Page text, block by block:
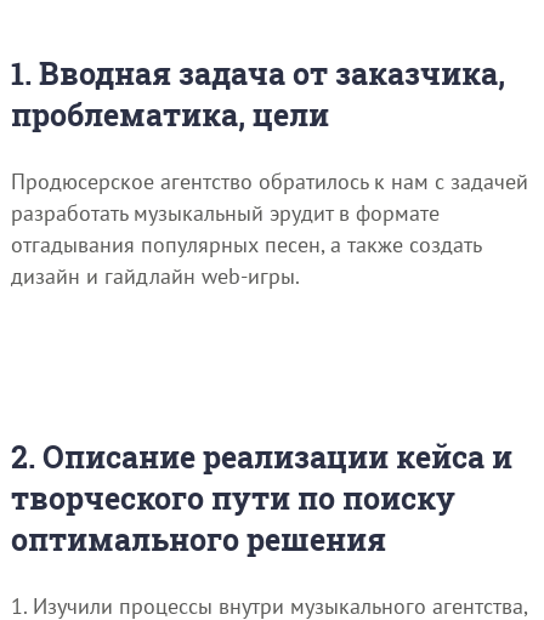
1. Вводная задача от заказчика,
проблематика, цели
Продюсерское агентство обратилось к нам с задачей
разработать музыкальный эрудит в формате
отгадывания популярных песен, а также создать
дизайн и гайдлайн web-игры.
2. Описание реализации кейса и
творческого пути по поиску
оптимального решения
1. Изучили процессы внутри музыкального агентства,